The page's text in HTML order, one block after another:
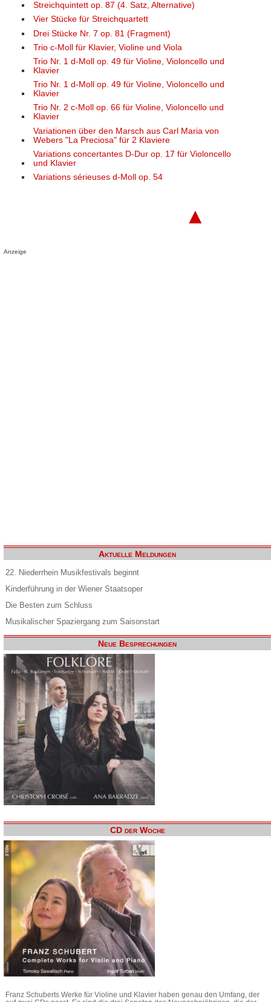
Streichquintett op. 87 (4. Satz, Alternative)
Vier Stücke für Streichquartett
Drei Stücke Nr. 7 op. 81 (Fragment)
Trio c-Moll für Klavier, Violine und Viola
Trio Nr. 1 d-Moll op. 49 für Violine, Violoncello und
Klavier
Trio Nr. 1 d-Moll op. 49 für Violine, Violoncello und
Klavier
Trio Nr. 2 c-Moll op. 66 für Violine, Violoncello und
Klavier
Variationen über den Marsch aus Carl Maria von
Webers "La Preciosa" für 2 Klaviere
Variations concertantes D-Dur op. 17 für Violoncello
und Klavier
Variations sérieuses d-Moll op. 54
▲
Anzeige
Aktuelle Meldungen
22. Niederrhein Musikfestivals beginnt
Kinderführung in der Wiener Staatsoper
Die Besten zum Schluss
Musikalischer Spaziergang zum Saisonstart
Neue Besprechungen
CD der Woche
Franz Schuberts Werke für Violine und Klavier haben genau den Umfang, der